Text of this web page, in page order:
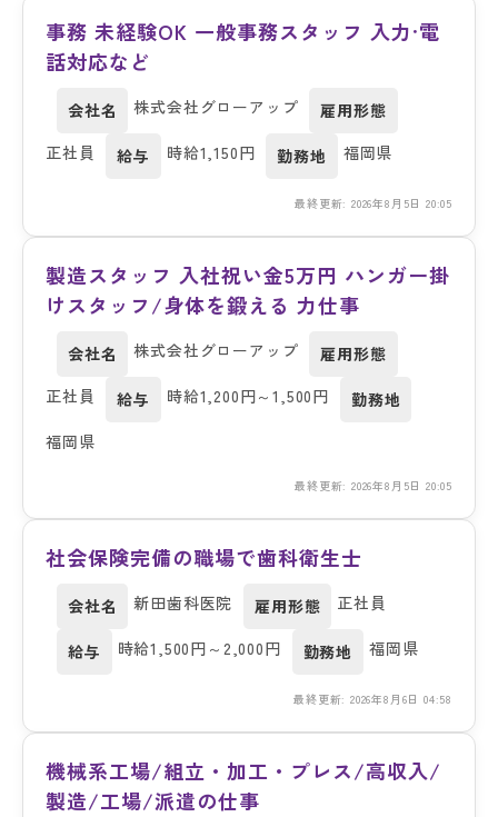
事務 未経験OK 一般事務スタッフ 入力·電
話対応など
会社名 株式会社グローアップ
雇用形態
正社員
給与 時給1,150円 勤務地 福岡県
最終更新: 2026年8月5日 20:05
製造スタッフ 入社祝い金5万円 ハンガー掛
けスタッフ/身体を鍛える 力仕事
会社名 株式会社グローアップ
雇用形態
正社員
給与 時給1,200円～1,500円
勤務地
福岡県
最終更新: 2026年8月5日 20:05
社会保険完備の職場で歯科衛生士
会社名 新田歯科医院 雇用形態 正社員
給与 時給1,500円～2,000円 勤務地 福岡県
最終更新: 2026年8月6日 04:58
機械系工場/組立・加工・プレス/高収入/
製造/工場/派遣の仕事